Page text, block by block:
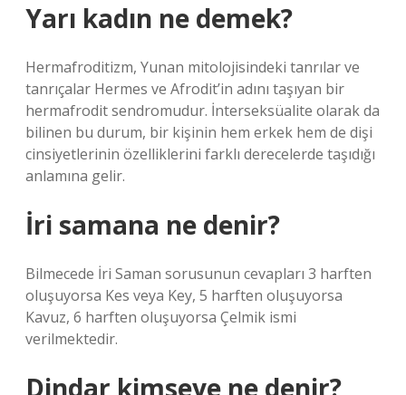
Yarı kadın ne demek?
Hermafroditizm, Yunan mitolojisindeki tanrılar ve
tanrıçalar Hermes ve Afrodit’in adını taşıyan bir
hermafrodit sendromudur. İnterseksüalite olarak da
bilinen bu durum, bir kişinin hem erkek hem de dişi
cinsiyetlerinin özelliklerini farklı derecelerde taşıdığı
anlamına gelir.
İri samana ne denir?
Bilmecede İri Saman sorusunun cevapları 3 harften
oluşuyorsa Kes veya Key, 5 harften oluşuyorsa
Kavuz, 6 harften oluşuyorsa Çelmik ismi
verilmektedir.
Dindar kimseye ne denir?